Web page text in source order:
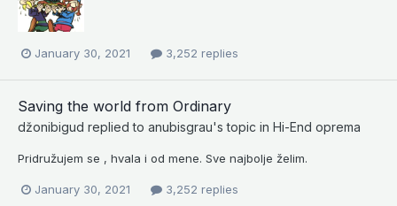
January 30, 2021 3,252 replies
Saving the world from Ordinary
džonibigud replied to anubisgrau's topic in Hi-End oprema
Pridružujem se , hvala i od mene. Sve najbolje želim.
January 30, 2021 3,252 replies